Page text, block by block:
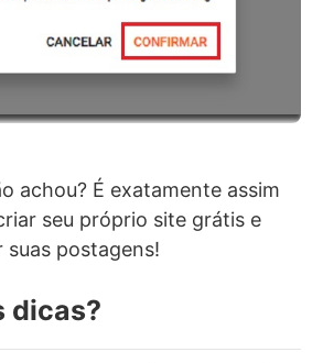
achou? É exatamente assim
seu próprio site grátis e
postagens!
dicas?